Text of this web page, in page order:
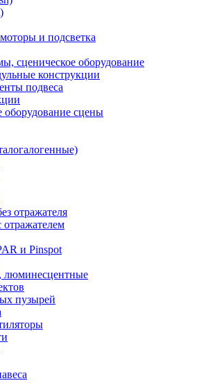
и подсветка
сценическое оборудование
конструкции
подвеса
сцены
отражателя
и Pinspot
люминесцентные
пузырей